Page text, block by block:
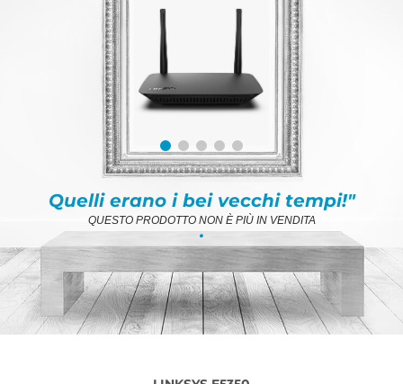
Quelli erano i bei vecchi tempi!"
QUESTO PRODOTTO NON È PIÙ IN VENDITA
.